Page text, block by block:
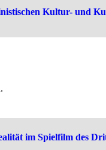
Kultur- und
im Spielfilm des